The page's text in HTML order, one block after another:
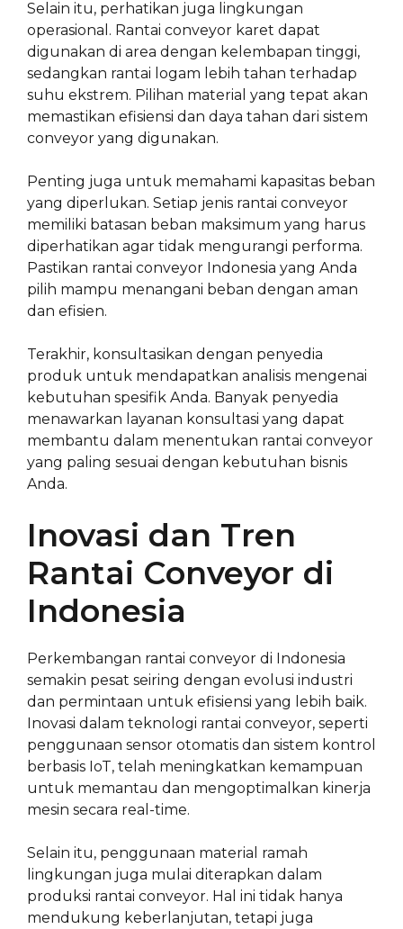
Selain itu, perhatikan juga lingkungan
operasional. Rantai conveyor karet dapat
digunakan di area dengan kelembapan tinggi,
sedangkan rantai logam lebih tahan terhadap
suhu ekstrem. Pilihan material yang tepat akan
memastikan efisiensi dan daya tahan dari sistem
conveyor yang digunakan.
Penting juga untuk memahami kapasitas beban
yang diperlukan. Setiap jenis rantai conveyor
memiliki batasan beban maksimum yang harus
diperhatikan agar tidak mengurangi performa.
Pastikan rantai conveyor Indonesia yang Anda
pilih mampu menangani beban dengan aman
dan efisien.
Terakhir, konsultasikan dengan penyedia
produk untuk mendapatkan analisis mengenai
kebutuhan spesifik Anda. Banyak penyedia
menawarkan layanan konsultasi yang dapat
membantu dalam menentukan rantai conveyor
yang paling sesuai dengan kebutuhan bisnis
Anda.
Inovasi dan Tren
Rantai Conveyor di
Indonesia
Perkembangan rantai conveyor di Indonesia
semakin pesat seiring dengan evolusi industri
dan permintaan untuk efisiensi yang lebih baik.
Inovasi dalam teknologi rantai conveyor, seperti
penggunaan sensor otomatis dan sistem kontrol
berbasis IoT, telah meningkatkan kemampuan
untuk memantau dan mengoptimalkan kinerja
mesin secara real-time.
Selain itu, penggunaan material ramah
lingkungan juga mulai diterapkan dalam
produksi rantai conveyor. Hal ini tidak hanya
mendukung keberlanjutan, tetapi juga